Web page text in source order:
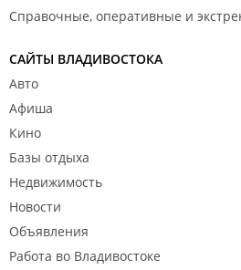
Справочные, оперативные и
САЙТЫ ВЛАДИВОСТОКА
Авто
Афиша
Кино
Базы отдыха
Недвижимость
Новости
Объявления
Работа во Владивостоке